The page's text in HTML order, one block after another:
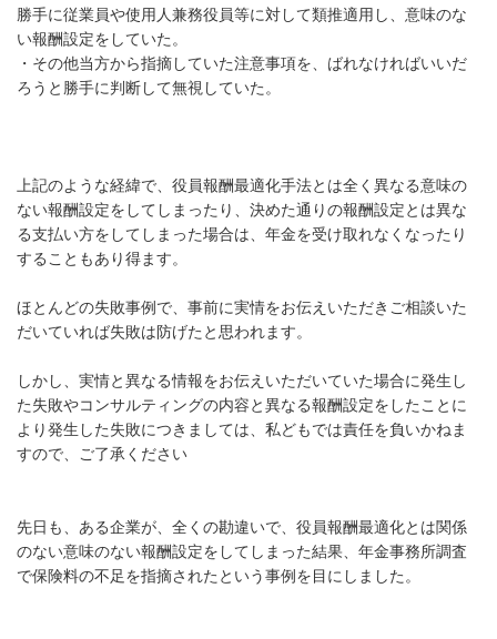
勝手に従業員や使用人兼務役員等に対して類推適用し、意味のな
い報酬設定をしていた。
・その他当方から指摘していた注意事項を、ばれなければいいだ
ろうと勝手に判断して無視していた。
上記のような経緯で、役員報酬最適化手法とは全く異なる意味の
ない報酬設定をしてしまったり、決めた通りの報酬設定とは異な
る支払い方をしてしまった場合は、年金を受け取れなくなったり
することもあり得ます。
ほとんどの失敗事例で、事前に実情をお伝えいただきご相談いた
だいていれば失敗は防げたと思われます。
しかし、実情と異なる情報をお伝えいただいていた場合に発生し
た失敗やコンサルティングの内容と異なる報酬設定をしたことに
より発生した失敗につきましては、私どもでは責任を負いかねま
すので、ご了承ください
先日も、ある企業が、全くの勘違いで、役員報酬最適化とは関係
のない意味のない報酬設定をしてしまった結果、年金事務所調査
で保険料の不足を指摘されたという事例を目にしました。